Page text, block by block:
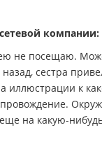
компании:
не посещаю.
сестра
иллюстрации к
на какую-